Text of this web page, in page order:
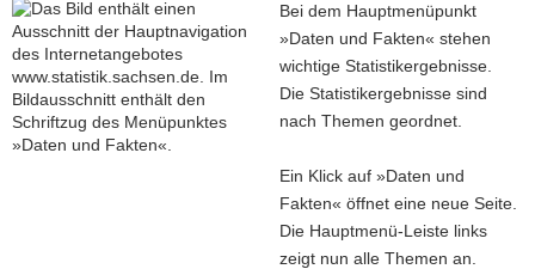
Bei dem Hauptmenüpunkt
»Daten und Fakten« stehen
wichtige Statistikergebnisse.
Die Statistikergebnisse sind
nach Themen geordnet.
Ein Klick auf »Daten und
Fakten« öffnet eine neue Seite.
Die Hauptmenü-Leiste links
zeigt nun alle Themen an.